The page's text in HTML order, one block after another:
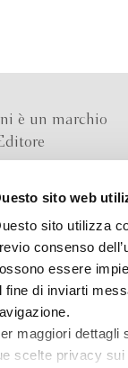
sito web
sito utilizza
consenso
essere
fine di inviarti
maggiori dettagli
scelte privacy sui
è un marchio
165,
30,